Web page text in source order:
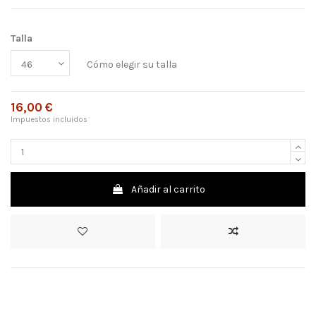
Talla
Cómo elegir su talla
16,00 €
Impuestos incluidos
Añadir al carrito